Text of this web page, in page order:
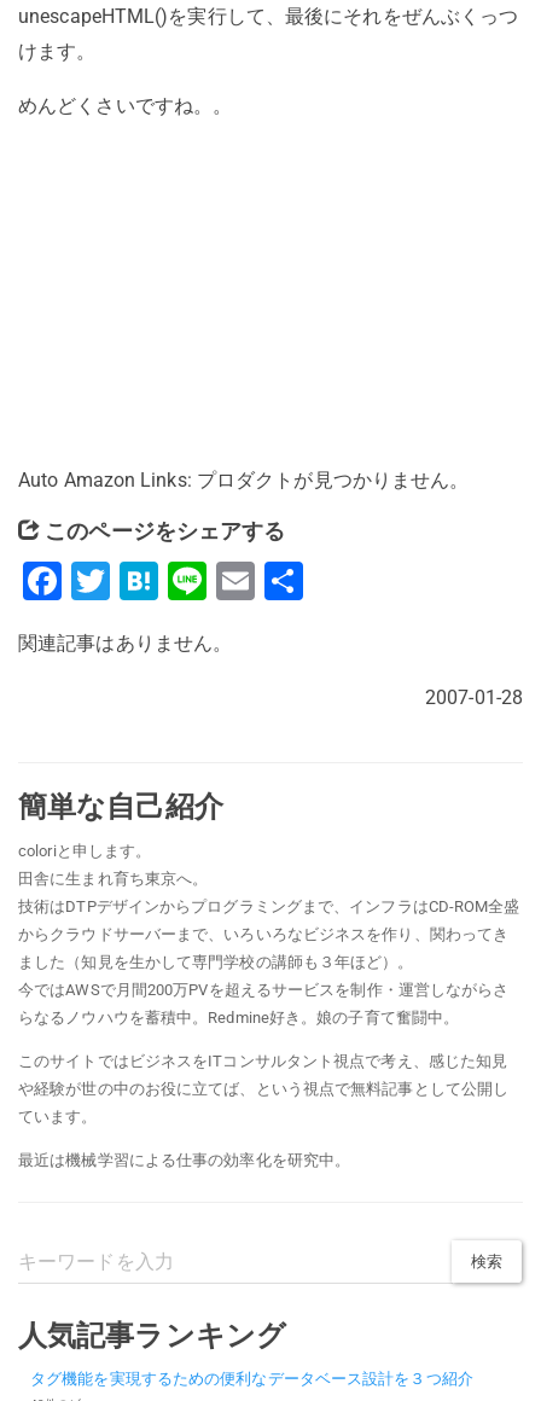
unescapeHTML()を実行して、最後にそれをぜんぶくっつ
けます。
めんどくさいですね。。
Auto Amazon Links: プロダクトが見つかりません。
このページをシェアする
Facebook
Twitter
Hatena
LineEmail
関連記事はありません。
2007-01-28
簡単な自己紹介
coloriと申します。
田舎に生まれ育ち東京へ。
技術はDTPデザインからプログラミングまで、インフラはCD-ROM全盛
からクラウドサーバーまで、いろいろなビジネスを作り、関わってき
ました（知見を生かして専門学校の講師も３年ほど）。
今ではAWSで月間200万PVを超えるサービスを制作・運営しながらさ
らなるノウハウを蓄積中。Redmine好き。娘の子育て奮闘中。
このサイトではビジネスをITコンサルタント視点で考え、感じた知見
や経験が世の中のお役に立てば、という視点で無料記事として公開し
ています。
最近は機械学習による仕事の効率化を研究中。
人気記事ランキング
タグ機能を実現するための便利なデータベース設計を３つ紹介